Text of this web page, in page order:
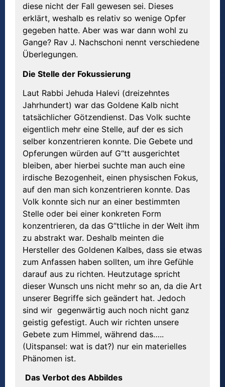
diese nicht der Fall gewesen sei. Dieses
erklärt, weshalb es relativ so wenige Opfer
gegeben hatte. Aber was war dann wohl zu
Gange? Rav J. Nachschoni nennt verschiedene
Überlegungen.
Die Stelle der Fokussierung
Laut Rabbi Jehuda Halevi (dreizehntes
Jahrhundert) war das Goldene Kalb nicht
tatsächlicher Götzendienst. Das Volk suchte
eigentlich mehr eine Stelle, auf der es sich
selber konzentrieren konnte. Die Gebete und
Opferungen würden auf G“tt ausgerichtet
bleiben, aber hierbei suchte man auch eine
irdische Bezogenheit, einen physischen Fokus,
auf den man sich konzentrieren konnte. Das
Volk konnte sich nur an einer bestimmten
Stelle oder bei einer konkreten Form
konzentrieren, da das G“ttliche in der Welt ihm
zu abstrakt war. Deshalb meinten die
Hersteller des Goldenen Kalbes, dass sie etwas
zum Anfassen haben sollten, um ihre Gefühle
darauf aus zu richten. Heutzutage spricht
dieser Wunsch uns nicht mehr so an, da die Art
unserer Begriffe sich geändert hat. Jedoch
sind wir gegenwärtig auch noch nicht ganz
geistig gefestigt. Auch wir richten unsere
Gebete zum Himmel, während das…..
(Uitspansel: wat is dat?) nur ein materielles
Phänomen ist.
Das Verbot des Abbildes